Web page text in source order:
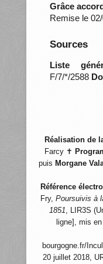
Grâce
Remise le
Sources
Liste
F/7/*/2588
Réalisation de
Farcy ✝
puis Morgane
Référence
Fry, Poursuivis à
1851, LIR3S
ligne], mis
bourgogne.fr/
20 juillet 2018,